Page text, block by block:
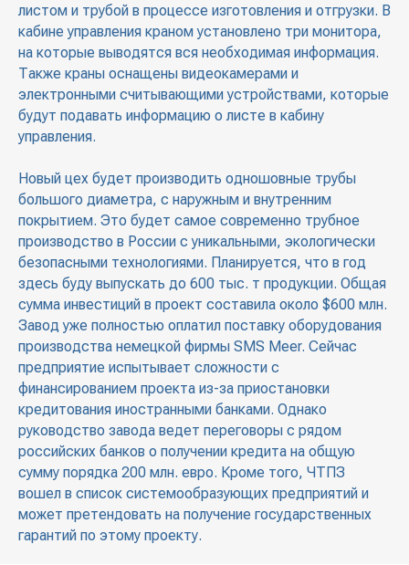
листом и трубой в процессе изготовления и отгрузки. В
кабине управления краном установлено три монитора,
на которые выводятся вся необходимая информация.
Также краны оснащены видеокамерами и
электронными считывающими устройствами, которые
будут подавать информацию о листе в кабину
управления.
Новый цех будет производить одношовные трубы
большого диаметра, с наружным и внутренним
покрытием. Это будет самое современно трубное
производство в России с уникальными, экологически
безопасными технологиями. Планируется, что в год
здесь буду выпускать до 600 тыс. т продукции. Общая
сумма инвестиций в проект составила около $600 млн.
Завод уже полностью оплатил поставку оборудования
производства немецкой фирмы SMS Meer. Сейчас
предприятие испытывает сложности с
финансированием проекта из-за приостановки
кредитования иностранными банками. Однако
руководство завода ведет переговоры с рядом
российских банков о получении кредита на общую
сумму порядка 200 млн. евро. Кроме того, ЧТПЗ
вошел в список системообразующих предприятий и
может претендовать на получение государственных
гарантий по этому проекту.